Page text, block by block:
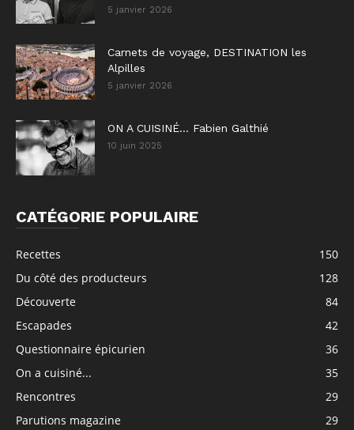
5 janvier 2026
Carnets de voyage, DESTINATION les
Alpilles
5 janvier 2026
ON A CUISINÉ… Fabien Galthié
10 juin 2025
CATÉGORIE POPULAIRE
Recettes
150
Du côté des producteurs
128
Découverte
84
Escapades
42
Questionnaire épicurien
36
On a cuisiné...
35
Rencontres
29
Parutions magazine
29